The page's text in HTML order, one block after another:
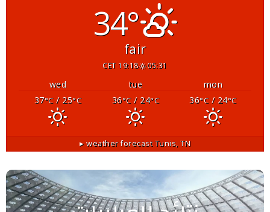
34°
fair
05:31
19:18 CET
mon
tue
wed
36°C/ 24°C
36°C/ 24°C
37°C/ 25°C
Tunis, TN
weather forecast ▸